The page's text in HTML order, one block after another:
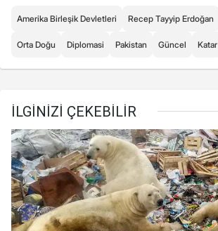
Amerika Birleşik Devletleri Recep Tayyip Erdoğan
Orta Doğu Diplomasi Pakistan Güncel Katar